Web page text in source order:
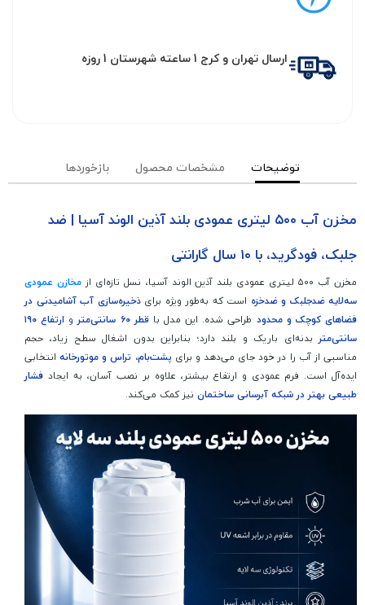
ارسال تهران و کرج 1 ساعته شهرستان 1 روزه
توضیحات مشخصات محصول بازخوردها
مخزن آب ۵۰۰ لیتری عمودی بلند آذین الوند آسیا | ضد
جلبک، فودگرید، با ۱۰ سال گارانتی
مخزن آب ۵۰۰ لیتری عمودی بلند آذین الوند آسیا، نسل تازه‌ای از مخازن عمودی
سه‌لایه ضدجلبک و ضدخزه است که به‌طور ویژه برای ذخیره‌سازی آب آشامیدنی در
فضاهای کوچک و محدود طراحی شده. این مدل با قطر ۶۰ سانتی‌متر و
ارتفاع ۱۹۰
سانتی‌متر بدنه‌ای باریک و بلند دارد؛ بنابراین بدون اشغال سطح زیاد، حجم
مناسبی از آب را در خود جای می‌دهد و برای پشت‌بام، تراس و موتورخانهانتخابی
ایده‌آل است. فرم عمودی و ارتفاع بیشتر، علاوه بر نصب آسان، به ایجاد فشار
طبیعی بهتر در شبکه آبرسانی ساختمان نیز کمک می‌کند.